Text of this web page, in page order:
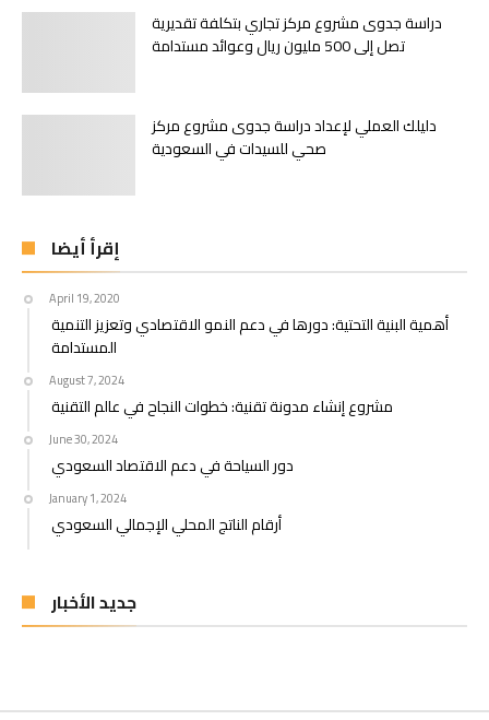
دراسة جدوى مشروع مركز تجاري بتكلفة تقديرية
تصل إلى 500 مليون ريال وعوائد مستدامة
دليلك العملي لإعداد دراسة جدوى مشروع مركز
صحي للسيدات في السعودية
إقرأ أيضا
April 19, 2020
أهمية البنية التحتية: دورها في دعم النمو الاقتصادي وتعزيز التنمية
المستدامة
August 7, 2024
مشروع إنشاء مدونة تقنية: خطوات النجاح في عالم التقنية
June 30, 2024
دور السياحة في دعم الاقتصاد السعودي
January 1, 2024
أرقام الناتج المحلي الإجمالي السعودي
جديد الأخبار